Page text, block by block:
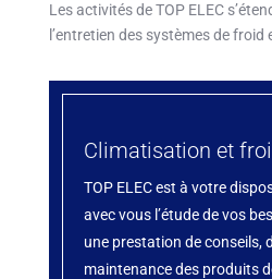
Les activités de TOP ELEC
l’entretien des systèmes de froid
Climatisation et
TOP ELEC est à votre
avec vous l’étude de vos
une prestation de conseils,
maintenance des produits